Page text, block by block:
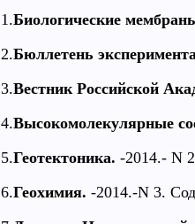
1.Биологические
2.Бюллетень
3.Вестник Российской
4.Высокомолекулярные
5.Геотектоника. -2014.- N
6.Геохимия. -2014.-N 3.